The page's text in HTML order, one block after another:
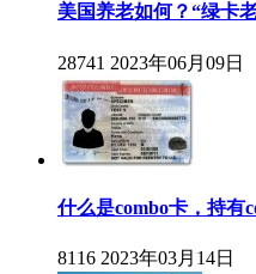
美国养老如何？“绿卡
28741 2023年06月09日
什么是combo卡，持有
8116 2023年03月14日